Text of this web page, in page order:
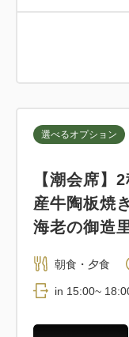
選べるオプション
【潮会席】
産牛陶板焼
海老の御造
朝食・夕食
in 15:00~